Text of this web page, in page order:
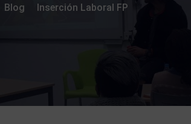
Blog Inserción Laboral FP